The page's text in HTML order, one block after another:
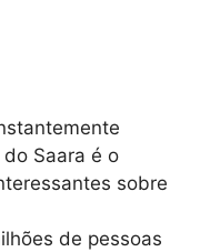
Saara é o
sobre
de pessoas